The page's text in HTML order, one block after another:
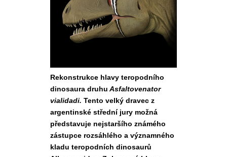
Rekonstrukce hlavy teropodního
dinosaura druhu Asfaltovenator
vialidadi. Tento velký dravec z
argentinské střední jury možná
představuje nejstaršího známého
zástupce rozsáhlého a významného
kladu teropodních dinosaurů